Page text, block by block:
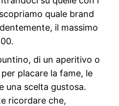
quale brand
il massimo
di un aperitivo o
placare la fame, le
una scelta gustosa.
ricordare che,